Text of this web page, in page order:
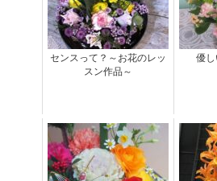
センスって？～お花のレッ
スン作品～
優